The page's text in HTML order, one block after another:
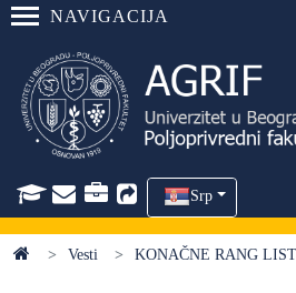
NAVIGACIJA
Srp
Vesti KONAČNE RANG